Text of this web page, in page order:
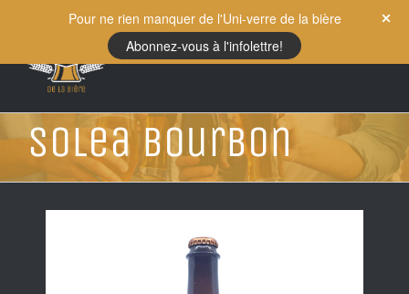
content
Solea Bourbon
Pour ne rien manquer de l'Uni-verre de la bière
Abonnez-vous à l'infolettre!